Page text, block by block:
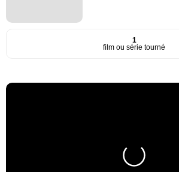
1
film ou série tourné